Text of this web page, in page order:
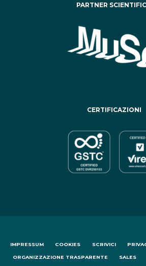
PARTNER
CERTIFICAZIONI
IMPRESSUM COOKIES SCRIVICI
ORGANIZZAZIONE TRASPARENTE SALES